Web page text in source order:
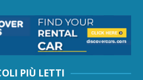
PIÙ LETTI